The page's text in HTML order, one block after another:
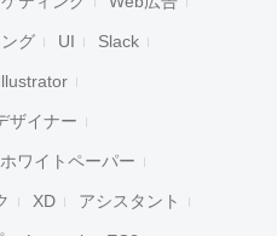
グ UI Slack
ザイナー
ホワイトペーパー
XD アシスタント